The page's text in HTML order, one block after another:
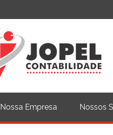
Nossa Empresa Nossos